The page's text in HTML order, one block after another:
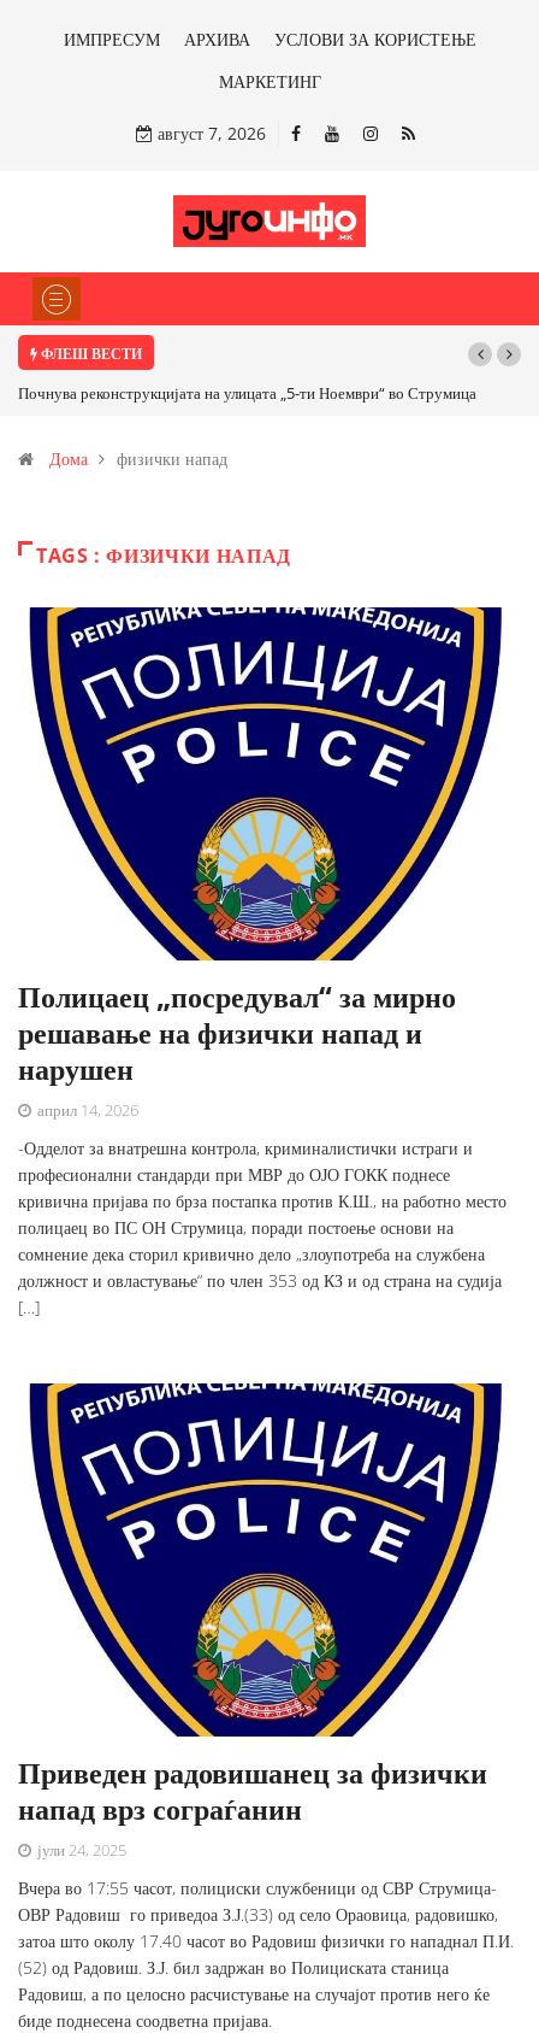
ИМПРЕСУМ АРХИВА
УСЛОВИ ЗА КОРИСТЕЊЕ
МАРКЕТИНГ
август 7, 2026
ФЛЕШ ВЕСТИ
Почнува реконструкцијата на улицата „5-ти Ноември“ во Струмица
Дома физички напад
TAGS : ФИЗИЧКИ НАПАД
Полицаец „посредувал“ за мирно
решавање на физички напад и
нарушен
април 14, 2026
-Одделот за внатрешна контрола, криминалистички истраги и
професионални стандарди при МВР до ОЈО ГОКК поднесе
кривична пријава по брза постапка против К.Ш., на работно место
полицаец во ПС ОН Струмица, поради постоење основи на
сомнение дека сторил кривично дело „злоупотреба на службена
должност и овластување“ по член 353 од КЗ и од страна на судија
[…]
Приведен радовишанец за физички
напад врз сограѓанин
јули 24, 2025
Вчера во 17:55 часот, полициски службеници од СВР Струмица-
ОВР Радовиш го приведоа З.Ј.(33) од село Ораовица, радовишко,
затоа што околу 17.40 часот во Радовиш физички го нападнал П.И.
(52) од Радовиш. З.Ј. бил задржан во Полициската станица
Радовиш, а по целосно расчистување на случајот против него ќе
биде поднесена соодветна пријава.